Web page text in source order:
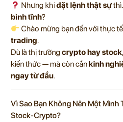
Nhưng khiđặt lệnh thật sự
bình tĩnh?
Chào mừng bạn đến với thực
trading.
Dù là thị trường crypto hay stock
kiến thức — mà còn cầnkinh
ngay từ đầu.
Vì Sao Bạn Không Nên Một Mình
Stock-Crypto?